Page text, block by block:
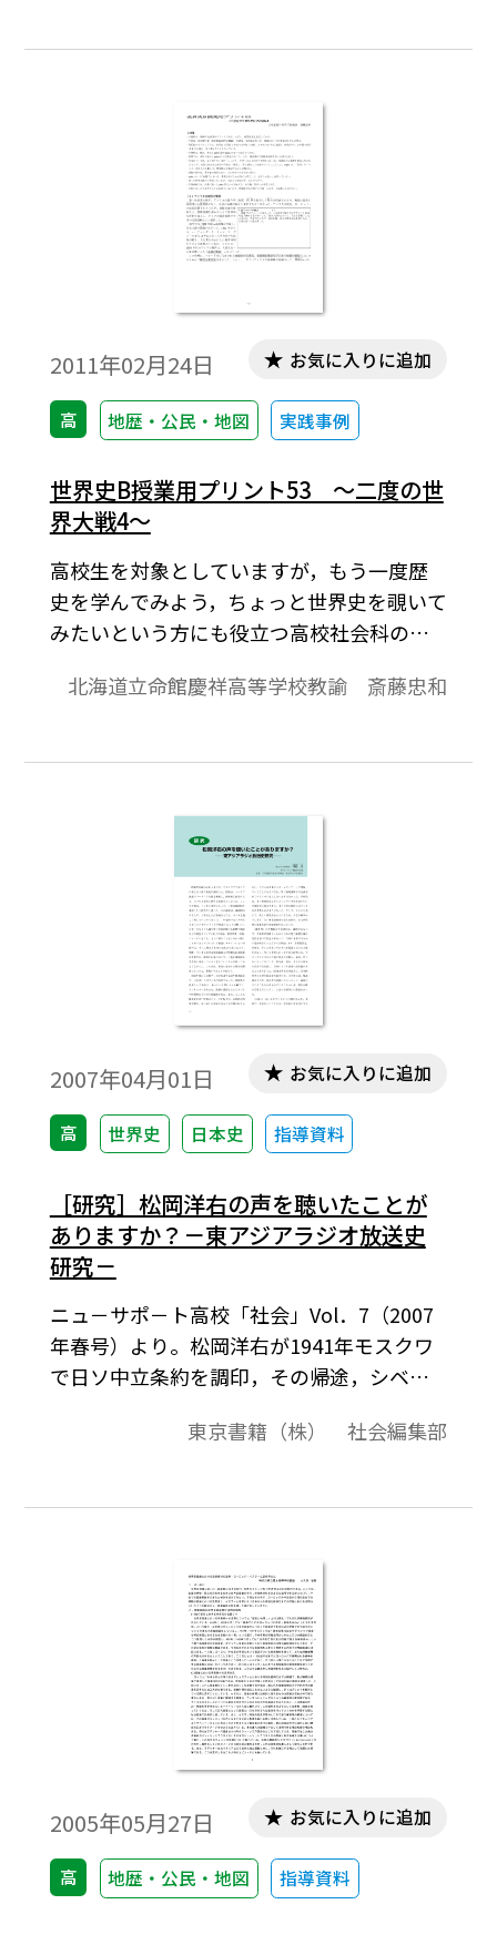
2011年02月24日
高 地歴・公民・地図 実践事例
お気に入りに追加
世界史B授業用プリント53 ～二度の世
界大戦4～
高校生を対象としていますが，もう一度歴
史を学んでみよう，ちょっと世界史を覗いて
みたいという方にも役立つ高校社会科の資
っかり」学びうるよう内容の充実をはか
を配して，興味関心を喚起することに努め
北海道立命館慶祥高等学校教諭 斎藤忠和
2007年04月01日
高 世界史 日本史 指導資料
お気に入りに追加
［研究］松岡洋右の声を聴いたことが
ありますか？－東アジアラジオ放送史
研究－
ニュ－サポ－ト高校「社会」Vol．7（2007
年春号）より。松岡洋右が1941年モスクワ
で日ソ中立条約を調印，その帰途，シベリ
約に関する演説をおこなった。ここで，松
承認したと同然だと述べた。この演説は，
でも，ラジオを通じて報じられた。
東京書籍（株） 社会編集部
2005年05月27日
高 地歴・公民・地図 指導資料
お気に入りに追加